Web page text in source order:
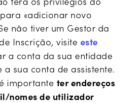
«adicionar novo
não tiver um Gestor da
Inscrição, visite este
a conta da sua entidade
a sua conta de assistente.
importante ter endereços
nomes de utilizador